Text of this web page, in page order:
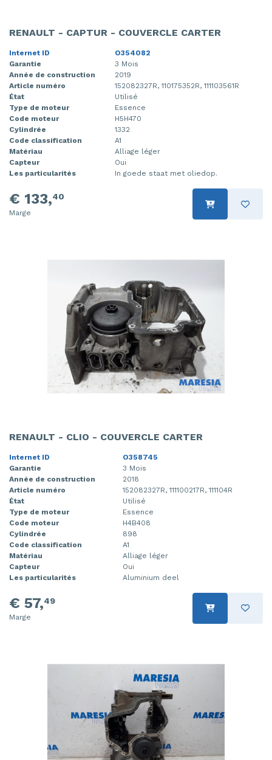
RENAULT - CAPTUR - COUVERCLE CARTER
Internet ID
O354082
Garantie
3 Mois
Année de construction
2019
Article numéro
152082327R, 110175352R, 111103561R
État
Utilisé
Type de moteur
Essence
Code moteur
H5H470
Cylindrée
1332
Code classification
A1
Matériau
Alliage léger
Capteur
Oui
Les particularités
In goede staat met oliedop.
€ 133,40
Marge
RENAULT - CLIO - COUVERCLE CARTER
Internet ID
O358745
Garantie
3 Mois
Année de construction
2018
Article numéro
152082327R, 111100217R, 111104R
État
Utilisé
Type de moteur
Essence
Code moteur
H4B408
Cylindrée
898
Code classification
A1
Matériau
Alliage léger
Capteur
Oui
Les particularités
Aluminium deel
€ 57,49
Marge